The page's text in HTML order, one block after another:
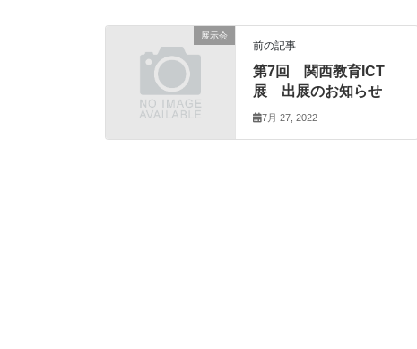
展示会
前の記事
第7回 関西教育ICT
展 出展のお知らせ
7月 27, 2022